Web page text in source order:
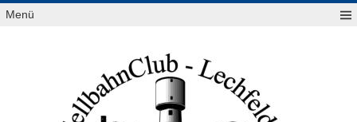
Zum
Inhalt
Menü